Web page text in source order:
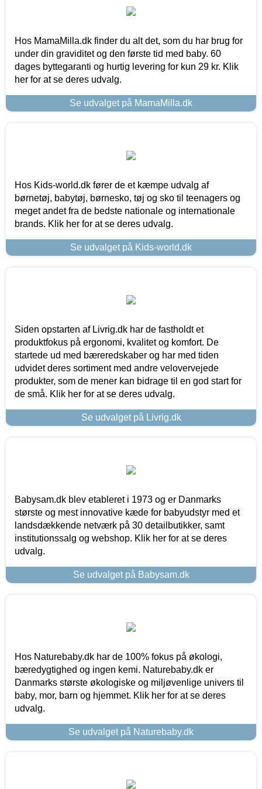
Hos MamaMilla.dk finder du alt det, som du har brug for
under din graviditet og den første tid med baby. 60
dages byttegaranti og hurtig levering for kun 29 kr. Klik
her for at se deres udvalg.
Se udvalget på MamaMilla.dk
Hos Kids-world.dk fører de et kæmpe udvalg af
børnetøj, babytøj, børnesko, tøj og sko til teenagers og
meget andet fra de bedste nationale og internationale
brands. Klik her for at se deres udvalg.
Se udvalget på Kids-world.dk
Siden opstarten af Livrig.dk har de fastholdt et
produktfokus på ergonomi, kvalitet og komfort. De
startede ud med bæreredskaber og har med tiden
udvidet deres sortiment med andre velovervejede
produkter, som de mener kan bidrage til en god start for
de små. Klik her for at se deres udvalg.
Se udvalget på Livrig.dk
Babysam.dk blev etableret i 1973 og er Danmarks
største og mest innovative kæde for babyudstyr med et
landsdækkende netværk på 30 detailbutikker, samt
institutionssalg og webshop. Klik her for at se deres
udvalg.
Se udvalget på Babysam.dk
Hos Naturebaby.dk har de 100% fokus på økologi,
bæredygtighed og ingen kemi. Naturebaby.dk er
Danmarks største økologiske og miljøvenlige univers til
baby, mor, barn og hjemmet. Klik her for at se deres
udvalg.
Se udvalget på Naturebaby.dk